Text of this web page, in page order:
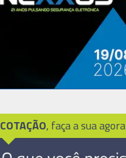
COTAÇÃO, faça a sua agora